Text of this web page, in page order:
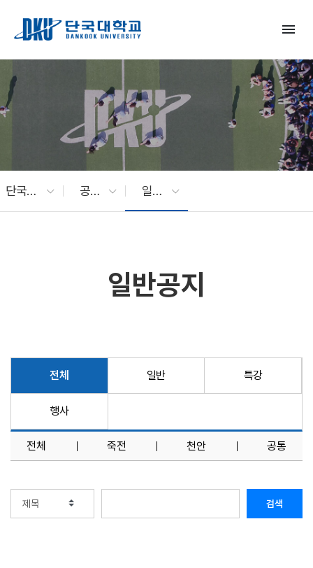
menu
단국대 소식 공지사항 일반공지
일반공지
전체 일반 특강
행사
전체 죽전 천안 공통
검색